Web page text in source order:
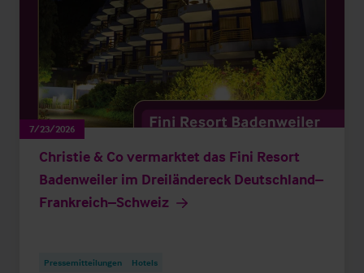
7/23/2026
Christie & Co vermarktet das Fini Resort
Badenweiler im Dreiländereck Deutschland–
Frankreich–Schweiz
Pressemitteilungen Hotels